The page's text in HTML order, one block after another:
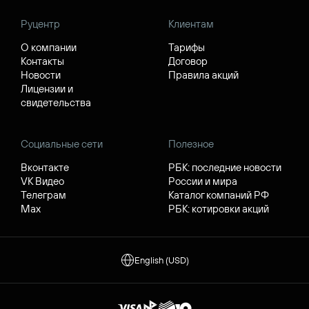
Руцентр
О компании
Контакты
Новости
Лицензии и
свидетельства
Клиентам
Тарифы
Договор
Правила акций
Социальные сети
Вконтакте
VK Видео
Телеграм
Max
Полезное
РБК: последние новости
России и мира
Каталог компаний РФ
РБК: котировки акций
English (USD)